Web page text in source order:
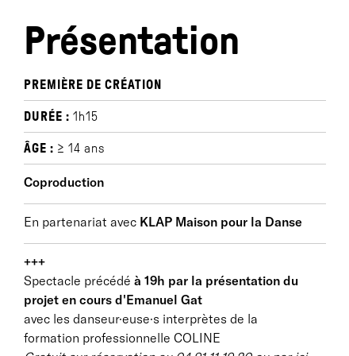
Présentation
PREMIÈRE DE CRÉATION
DURÉE : 1h15
ÂGE : ≥ 14 ans
Coproduction
En partenariat avec KLAP Maison pour la Danse
+++
Spectacle précédéà 19h par la présentation du
projet en cours d'Emanuel Gat
avec les danseur·euse·s interprètes de la
formation professionnelle COLINE